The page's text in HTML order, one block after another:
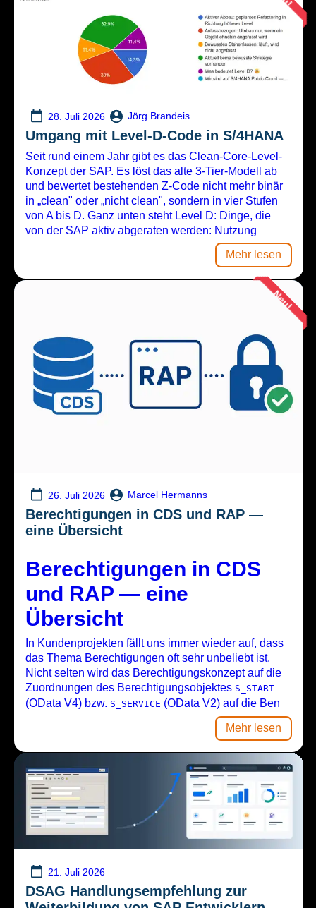
28. Juli 2026 Jörg Brandeis
Umgang mit Level-D-Code in S/4HANA
Seit rund einem Jahr gibt es das Clean-Core-Level-
Konzept der SAP. Es löst das alte 3-Tier-Modell ab
und bewertet bestehenden Z-Code nicht mehr binär
in „clean" oder „nicht clean", sondern in vier Stufen
von A bis D. Ganz unten steht Level D: Dinge, die
von der SAP aktiv abgeraten werden: Nutzung
Mehr lesen
Neu!
26. Juli 2026 Marcel Hermanns
Berechtigungen in CDS und RAP —
eine Übersicht
Berechtigungen in CDS
und RAP — eine
Übersicht
In Kundenprojekten fällt uns immer wieder auf, dass
das Thema Berechtigungen oft sehr unbeliebt ist.
Nicht selten wird das Berechtigungskonzept auf die
Zuordnungen des Berechtigungsobjektes S_START
(OData V4) bzw. S_SERVICE (OData V2) auf die Ben
Mehr lesen
21. Juli 2026
DSAG Handlungsempfehlung zur